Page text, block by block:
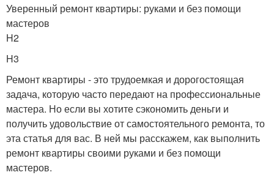
Уверенный ремонт квартиры: руками и без помощи
мастеров
H2
H3
Ремонт квартиры - это трудоемкая и дорогостоящая
задача, которую часто передают на профессиональные
мастера. Но если вы хотите сэкономить деньги и
получить удовольствие от самостоятельного ремонта, то
эта статья для вас. В ней мы расскажем, как выполнить
ремонт квартиры своими руками и без помощи
мастеров.